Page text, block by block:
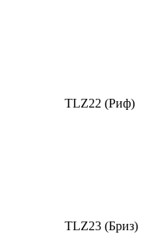
TLZ22 (Риф)
TLZ23 (Бриз)